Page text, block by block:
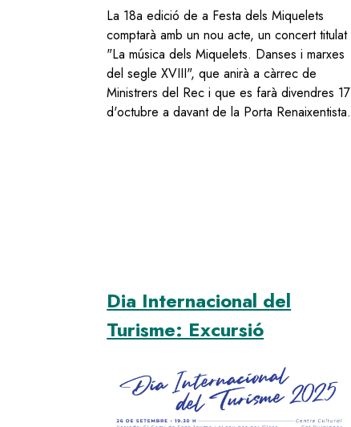
La 18a edició de a Festa dels Miquelets
comptarà amb un nou acte, un concert titulat
"La música dels Miquelets. Danses i marxes
del segle XVIII", que anirà a càrrec de
Ministrers del Rec i que es farà divendres 17
d'octubre a davant de la Porta Renaixentista.
Dia Internacional del
Turisme: Excursió